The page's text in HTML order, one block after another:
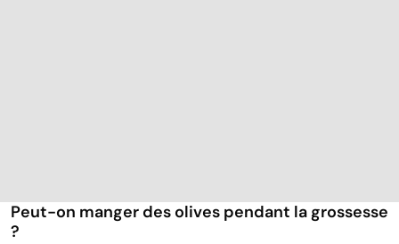
Peut-on manger des olives pendant la grossesse
?